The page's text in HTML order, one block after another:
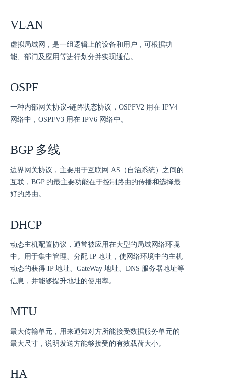
VLAN
虚拟局域网，是一组逻辑上的设备和用户，可根据功
能、部门及应用等进行划分并实现通信。
OSPF
一种内部网关协议-链路状态协议，OSPFV2 用在 IPV4
网络中，OSPFV3 用在 IPV6 网络中。
BGP 多线
边界网关协议，主要用于互联网 AS（自治系统）之间的
互联，BGP 的最主要功能在于控制路由的传播和选择最
好的路由。
DHCP
动态主机配置协议，通常被应用在大型的局域网络环境
中。用于集中管理、分配 IP 地址，使网络环境中的主机
动态的获得 IP 地址、GateWay 地址、DNS 服务器地址等
信息，并能够提升地址的使用率。
MTU
最大传输单元，用来通知对方所能接受数据服务单元的
最大尺寸，说明发送方能够接受的有效载荷大小。
HA